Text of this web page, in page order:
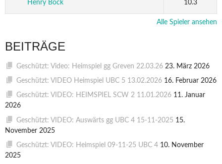
Henry Bock 10.3
Alle Spieler ansehen
BEITRÄGE
Geschützt: Video: Heimspiel gg Greven 22.03.26 23. März 2026
Geschützt: VIDEO Heimspiel UBC 5 13.02.2026 16. Februar 2026
Geschützt: VIDEO: HEIMSPIEL SCW 2 11.01.2026 11. Januar
2026
Geschützt: VIDEO: Auswärts gg UBC 4 15-11-2025 15.
November 2025
Geschützt: VIDEO: Heimspiel 09-11-25 UBC 4 10. November
2025